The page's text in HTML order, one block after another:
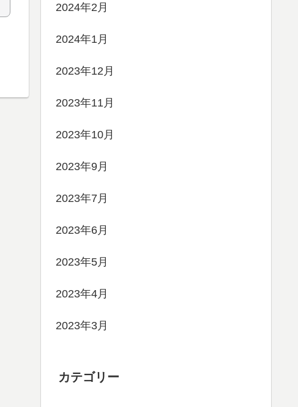
2024年2月
2024年1月
2023年12月
2023年11月
2023年10月
2023年9月
2023年7月
2023年6月
2023年5月
2023年4月
2023年3月
カテゴリー